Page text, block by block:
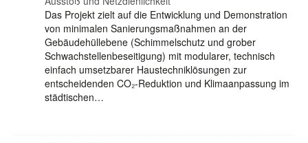
Das Projekt zielt auf die Entwicklung und Demonstration
von minimalen Sanierungsmaßnahmen an der
Gebäudehüllebene (Schimmelschutz und grober
Schwachstellenbeseitigung) mit modularer, technisch
einfach umsetzbarer Haustechniklösungen zur
entscheidenden CO₂-Reduktion und Klimaanpassung im
städtischen…